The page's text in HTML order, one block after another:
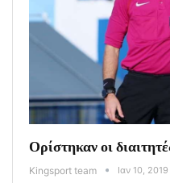
Ορίστηκαν οι
Kingsport team Ιαν 10, 2019